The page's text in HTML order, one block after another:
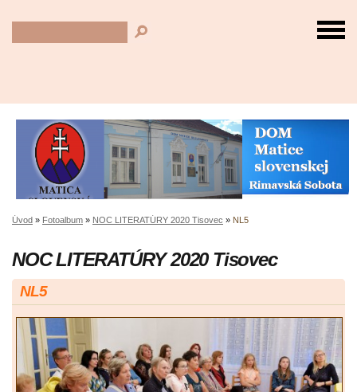
Úvod » Fotoalbum » NOC LITERATÚRY 2020 Tisovec » NL5
NOC LITERATÚRY 2020 Tisovec
NL5